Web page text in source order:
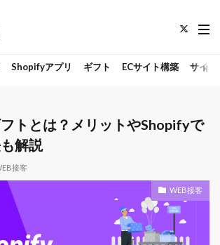
Shopifyアプリ ギフト ECサイト構築 サイト
トとは？メリットやShopifyで
解説
接客
WEB接客